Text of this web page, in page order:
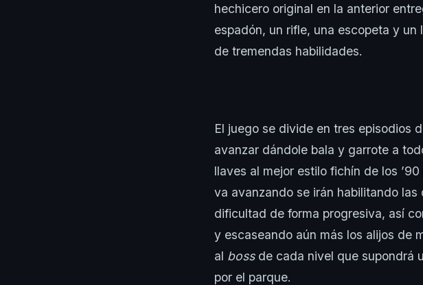
hechicero original en la anterior
espadón, un rifle, una escopeta y
de tremendas habilidades.
El juego se divide en tres episodios
avanzar dándole bala y garrote a
llaves al mejor estilo fichín de los
va avanzando se irán habilitando las
dificultad de forma progresiva, así
y escaseando aún más los alijos de
al bossde cada nivel que supondrá
por el parque.